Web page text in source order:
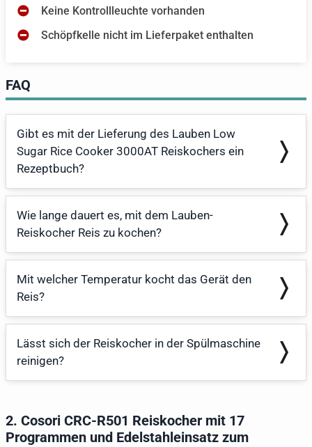
Keine Kontrollleuchte vorhanden
Schöpfkelle nicht im Lieferpaket enthalten
FAQ
Gibt es mit der Lieferung des Lauben Low
Sugar Rice Cooker 3000AT Reiskochers ein
Rezeptbuch?
Wie lange dauert es, mit dem Lauben-
Reiskocher Reis zu kochen?
Mit welcher Temperatur kocht das Gerät den
Reis?
Lässt sich der Reiskocher in der Spülmaschine
reinigen?
2. Cosori CRC-R501 Reiskocher mit 17
Programmen und Edelstahleinsatz zum